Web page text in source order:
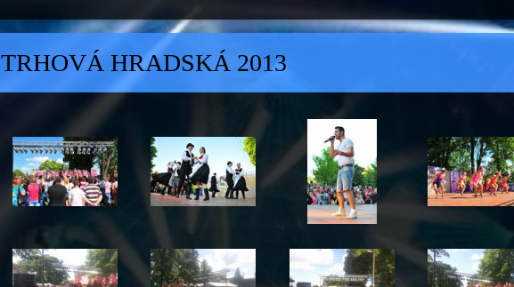
TRHOVÁ HRADSKÁ 2013